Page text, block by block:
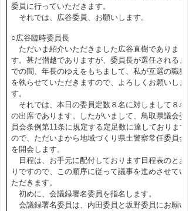
委員に行っていただきます。
それでは、広谷委員、お願いします。
○広谷臨時委員長
ただいま紹介いただきました広谷直樹でありま
す。甚だ僣越でありますが、委員長が選任されるま
での間、年長のゆえをもちまして、私が互選の職務
を執らせていただきますので、よろしくお願いしま
す。
それでは、本日の委員定数８名に対しまして８名
の出席であります。したがいまして、鳥取県議会委
員会条例第11条に規定する定足数に達しております
ので、ただいまから地域づくり県土警察常任委員会
を開会します。
日程は、お手元に配付しております日程表のとお
りですので、この順序に従って議事を進めさせてい
ただきます。
初めに、会議録署名委員を指名します。
会議録署名委員は、内田委員と坂野委員にお願い